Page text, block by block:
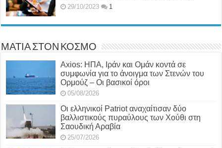
29/10/2023 1
ΜΑΤΙΑ ΣΤΟΝ ΚΟΣΜΟ
Axios: ΗΠΑ, Ιράν και Ομάν κοντά σε
συμφωνία για το άνοιγμα των Στενών του
Ορμούζ – Οι βασικοί όροι
05/08/2026
Οι ελληνικοί Patriot αναχαίτισαν δύο
βαλλιστικούς πυραύλους των Χούθι στη
Σαουδική Αραβία
25/07/2026